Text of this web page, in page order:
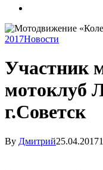
2017Новости
Участник
мотоклуб
г.Советск
By Дмитрий25.04.2017